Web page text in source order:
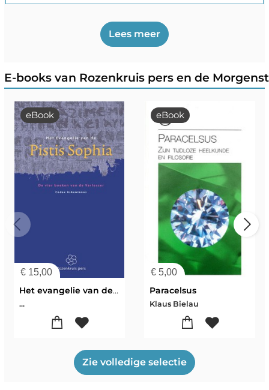
Lees meer
E-books van Rozenkruis pers en de
€ 15,00
eBook
Het evangelie van de Pistis Sophia
...
€ 5,00
eBook
Paracelsus
Klaus Bielau
Zie volledige selectie